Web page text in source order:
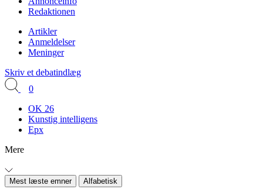
Redaktionen
Artikler
Anmeldelser
Meninger
Skriv et debatindlæg
0
OK 26
Kunstig intelligens
Epx
Mere
Mest læste emner Alfabetisk